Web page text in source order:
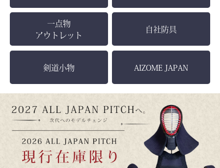
一点物
アウトレット
自社防具
剣道小物 AIZOME JAPAN